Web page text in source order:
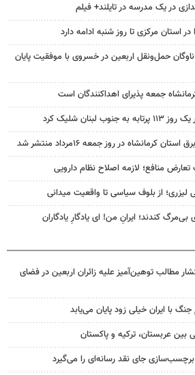
استان مرکزی تا روز شنبه ادامه دارد
حمل‌ونقل اربعین در خسروی با موفقیت پایان
جمعه پذیرای اهداکنندگان است
لبنان شلیک کرد
کرمانشاه در روز جمعه ۱۶مرداد منتشر شد
منافع؛ لازمه اصلاح نظام دارویی
از بلوف سیاسی تا واقعیت میدانی
بی‌مرگ کندند؛ ایرانِ من! ای یادگارِ یادگاران
مطالب توهین‌آمیز علیه زائران اربعین در فضای
با ایران خیلی زود پایان می‌یابد
بین عربستان، ترکیه و پاکستان
جای نقد رسانه‌ای را می‌گیرد